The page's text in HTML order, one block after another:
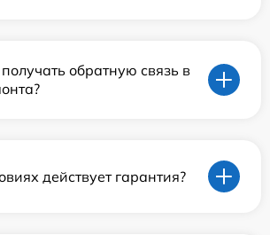
обратную связь в
действует гарантия?